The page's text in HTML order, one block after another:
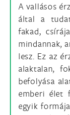
A vallásos
által a
fakad,
mindannak,
lesz. Ez az
alaktalan,
befolyása
emberi élet
egyik